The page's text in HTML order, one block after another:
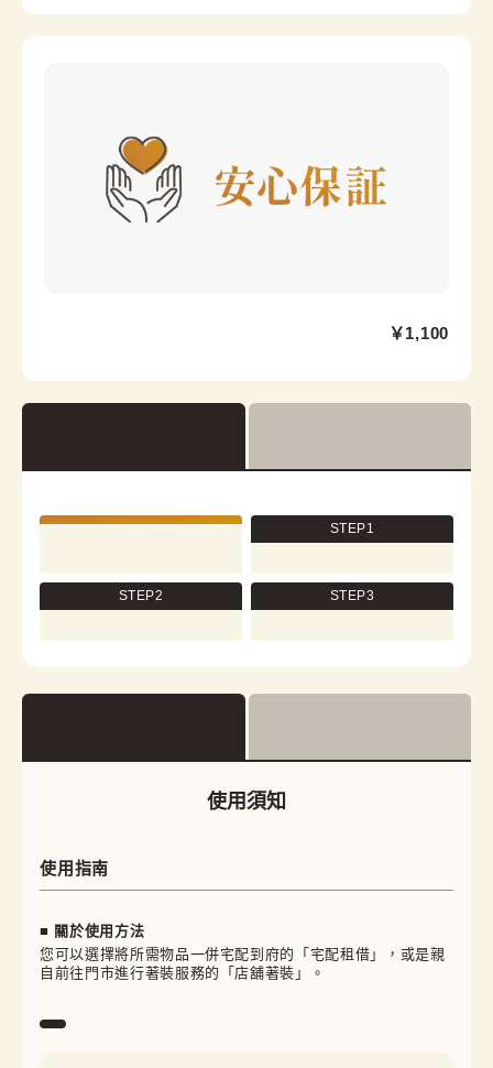
京都府京都市下京区烏丸通七条下る東塩小路町721−1 京
都タワービル3F
￥1,100
STEP1
STEP2 STEP3
使用須知
使用指南
■ 關於使用方法
您可以選擇將所需物品一併宅配到府的「宅配租借」，或是親
自前往門市進行著裝服務的「店舖著裝」。